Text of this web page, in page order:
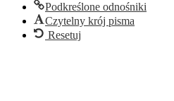
Podkreślone odnośniki
Czytelny krój pisma
Resetuj